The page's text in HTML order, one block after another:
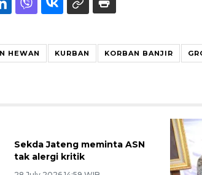
HEWAN KURBAN KORBAN BANJIR
Sekda Jateng meminta ASN
tak alergi kritik